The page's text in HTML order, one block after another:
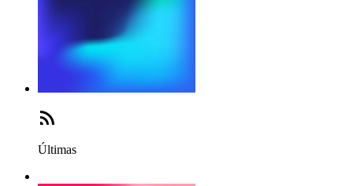
Últimas